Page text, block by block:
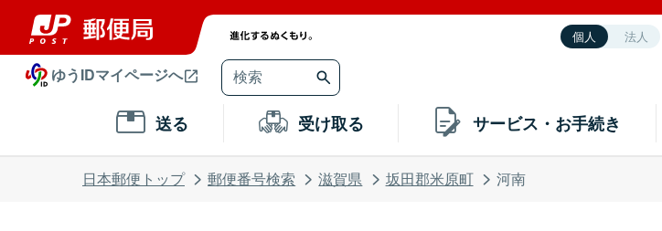
個人 法人
ゆうIDマイページへ
送る 受け取る サービス・お手続き
日本郵便トップ 郵便番号検索 滋賀県 坂田郡米原町 河南